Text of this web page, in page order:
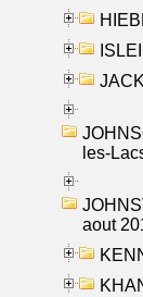
les-
aout